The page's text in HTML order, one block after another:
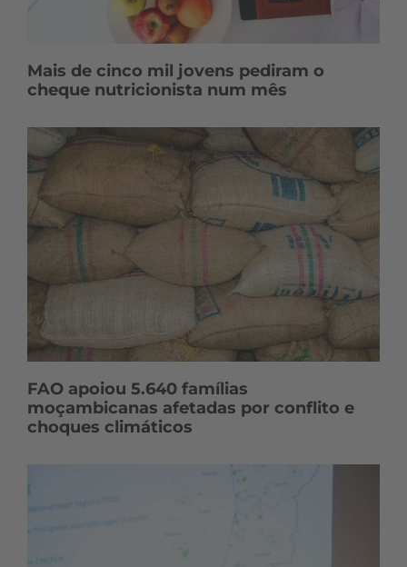
Mais de cinco mil jovens pediram o
cheque nutricionista num mês
FAO apoiou 5.640 famílias
moçambicanas afetadas por conflito e
choques climáticos